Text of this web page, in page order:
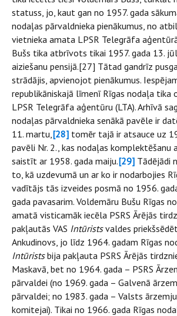
statuss, jo, kaut gan no 1957. gada
nodaļas pārvaldnieka pienākumus, no
vietnieka amata LPSR Telegrāfa
Bušs tika atbrīvots tikai 1957. gada 13.
aiziešanu pensijā.[27] Tātad gandrīz
strādājis, apvienojot pienākumus.
republikāniskajā līmenī Rīgas nodaļa tika
LPSR Telegrāfa aģentūru (LTA). Arhīvā
nodaļas pārvaldnieka senākā pavēle ir
11. martu, [28] tomēr tajā ir atsauce uz
pavēli Nr. 2., kas nodaļas komplektēšanu
saistīt ar 1958. gada maiju.[29] Tādējādi
to, kā uzdevumā un ar ko ir nodarbojies
vadītājs tās izveides posmā no 1956.
gada pavasarim. Voldemāru Bušu Rīgas
amatā visticamāk iecēla PSRS Ārējās
pakļautās VAS Intūristsvaldes
Ankudinovs, jo līdz 1964. gadam Rīgas
Intūristsbija pakļauta PSRS Ārējās
Maskavā, bet no 1964. gada – PSRS
pārvaldei (no 1969. gada – Galvenā
pārvaldei; no 1983. gada – Valsts
komitejai). Tikai no 1966. gada Rīgas